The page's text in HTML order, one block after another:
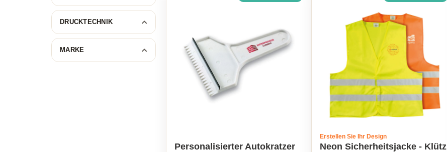
DRUCKTECHNIK
MARKE
Personalisierter Autokratzer
Erstellen Sie Ihr Design
Neon Sicherheitsjacke - Klütz